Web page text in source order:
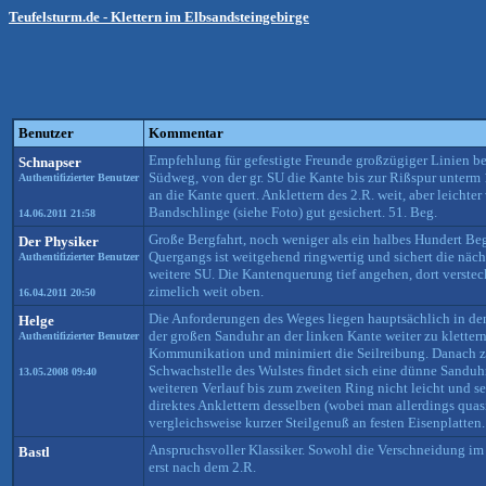
Teufelsturm.de - Klettern im Elbsandsteingebirge
Benutzer Kommentar
Schnapser
Authentifizierter Benutzer
14.06.2011 21:58
Empfehlung für gefestigte Freunde großzügiger Linien
Südweg, von der gr. SU die Kante bis zur Rißspur
an die Kante quert. Anklettern des 2.R. weit, aber
Bandschlinge (siehe Foto) gut gesichert. 51. Beg.
Der Physiker
Authentifizierter Benutzer
16.04.2011 20:50
Große Bergfahrt, noch weniger als ein halbes Hundert
Quergangs ist weitgehend ringwertig und sichert die
weitere SU. Die Kantenquerung tief angehen, dort
zimelich weit oben.
Helge
Authentifizierter Benutzer
13.05.2008 09:40
Die Anforderungen des Weges liegen hauptsächlich in
der großen Sanduhr an der linken Kante weiter zu
Kommunikation und minimiert die Seilreibung. Danach
Schwachstelle des Wulstes findet sich eine dünne
weiteren Verlauf bis zum zweiten Ring nicht leicht und
direktes Anklettern desselben (wobei man allerdings
vergleichsweise kurzer Steilgenuß an festen
Bastl
Anspruchsvoller Klassiker. Sowohl die Verschneidung
erst nach dem 2.R.